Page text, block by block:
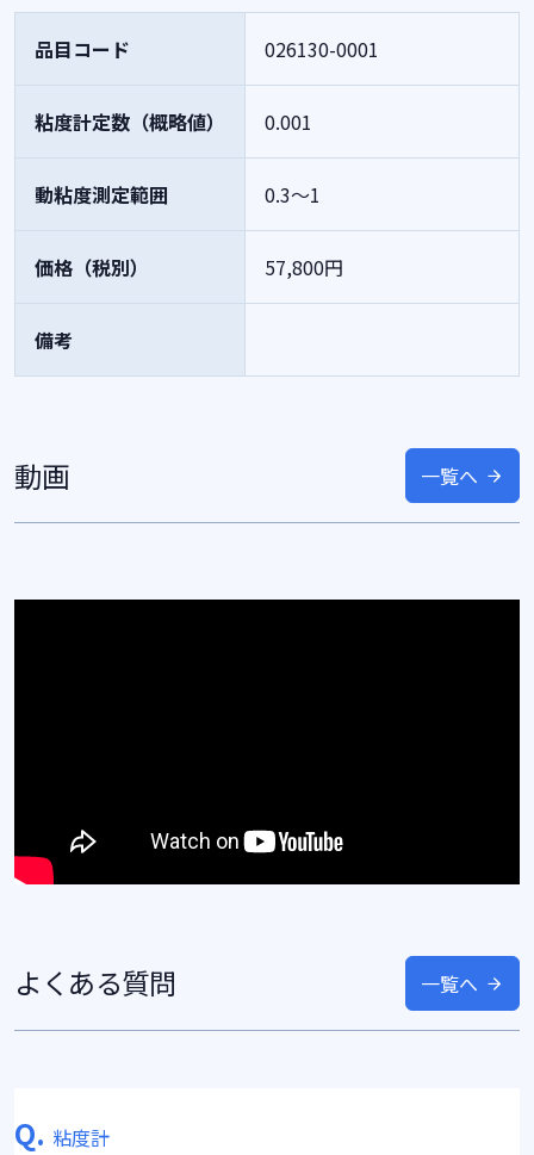
品目コード 026130-0001
粘度計定数（概略値） 0.001
動粘度測定範囲 0.3～1
価格（税別） 57,800円
備考
動画 一覧へ
よくある質問 一覧へ
Q. 粘度計